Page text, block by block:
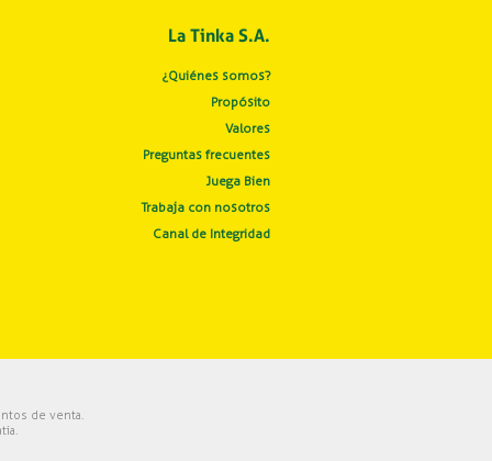
La Tinka S.A.
¿Quiénes somos?
Propósito
Valores
Preguntas frecuentes
Juega Bien
Trabaja con nosotros
Canal de Integridad
de venta.